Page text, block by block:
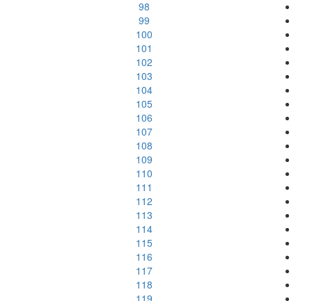
98
99
100
101
102
103
104
105
106
107
108
109
110
111
112
113
114
115
116
117
118
119